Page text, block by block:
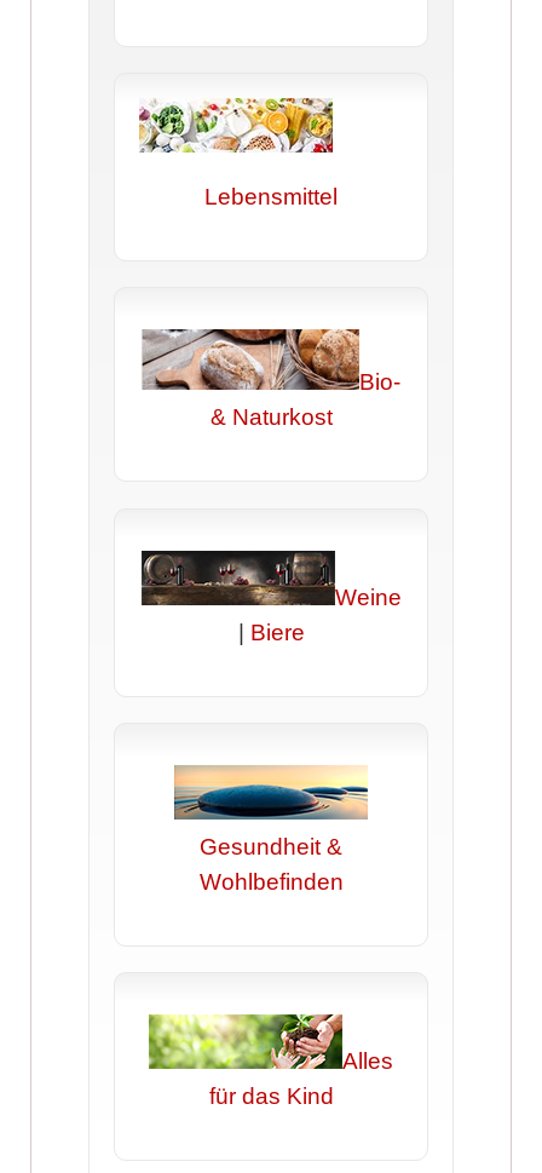
Lebensmittel
Bio-
& Naturkost
Weine
| Biere
Gesundheit &
Wohlbefinden
Alles
für das Kind